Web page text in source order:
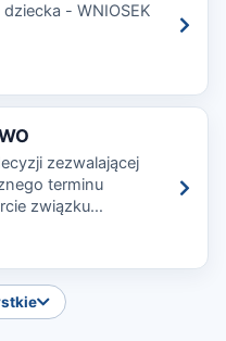
- WNIOSEK
zezwalającej
terminu
związku
o zmianę imienia
o nadanie medalu
małżeńskie